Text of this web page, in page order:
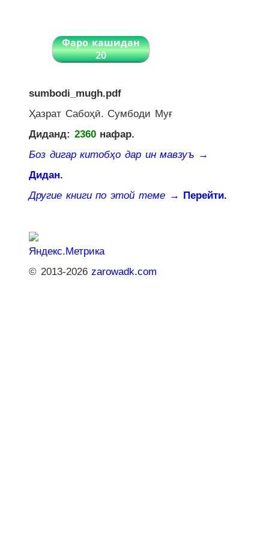
Фаро кашидан
20
sumbodi_mugh.pdf
Ҳазрат Сабоҳӣ. Сумбоди Муғ
Диданд: 2360нафар.
Боз дигар китобҳо дар ин мавзуъ →
Дидан.
Другие книги по этой теме → Перейти.
© 2013-2026zarowadk.com